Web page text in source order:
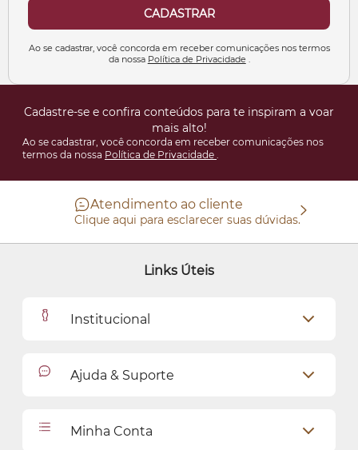
CADASTRAR
Ao se cadastrar, você concorda em receber comunicações nos termos
da nossa Política de Privacidade .
Cadastre-se e confira conteúdos para te inspiram a voar
mais alto!
Ao se cadastrar, você concorda em receber comunicações nos
termos da nossa Política de Privacidade .
Atendimento ao cliente
Clique aqui para esclarecer suas dúvidas.
Links Úteis
Institucional
Como Comprar
Ajuda & Suporte
Seja uma revendedora
Minha Conta